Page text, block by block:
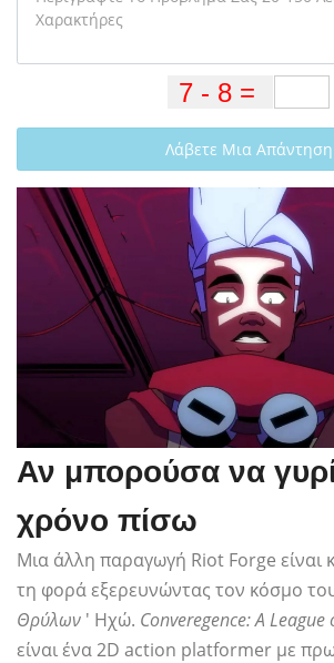
Λάβετε Μια Απάντηση
Αν μπορούσα να
χρόνο πίσω
Μια άλλη παραγωγή Riot Forge είναι
τη φορά εξερευνώντας τον κόσμο
Θρύλων ' Ηχώ. Converegence: A
είναι ένα 2D action platformer με